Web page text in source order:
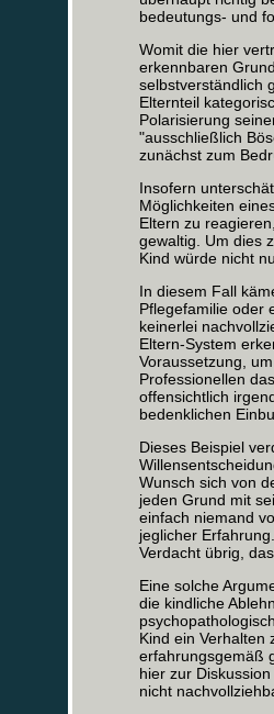
bedeutungs- und
Womit die hier
erkennbaren
selbstverständlich
Elternteil
Polarisierung
"ausschließlich
zunächst zum
Insofern
Möglichkeiten
Eltern zu
gewaltig. Um dies
Kind würde nicht
In diesem Fall
Pflegefamilie oder
keinerlei
Eltern-System
Voraussetzung,
Professionellen
offensichtlich
bedenklichen
Dieses Beispiel
Wunsch sich von
jeden Grund mit
einfach niemand
jeglicher
Verdacht übrig,
Eine solche
die kindliche
Kind ein Verhalten
erfahrungsgemäß
hier zur
nicht